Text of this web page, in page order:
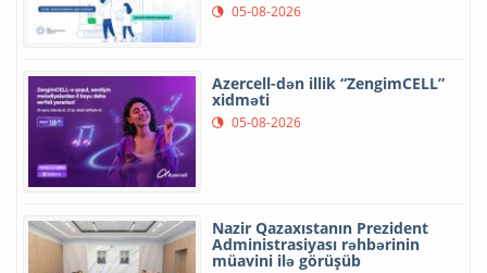
05-08-2026
Azercell-dən illik “ZengimCELL”
xidməti
05-08-2026
Nazir Qazaxıstanın Prezident
Administrasiyası rəhbərinin
müavini ilə görüşüb